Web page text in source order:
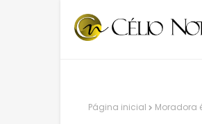
Página inicial Moradora